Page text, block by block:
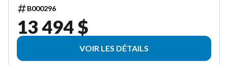
B000296
13 494 $
VOIR LES DÉTAILS